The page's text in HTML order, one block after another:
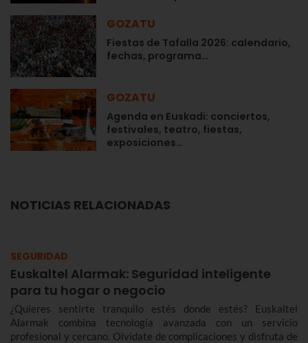
GOZATU
Fiestas de Tafalla 2026: calendario,
fechas, programa…
GOZATU
Agenda en Euskadi: conciertos,
festivales, teatro, fiestas,
exposiciones…
NOTICIAS RELACIONADAS
SEGURIDAD
Euskaltel Alarmak: Seguridad inteligente
para tu hogar o negocio
¿Quieres sentirte tranquilo estés donde estés? Euskaltel
Alarmak combina tecnología avanzada con un servicio
profesional y cercano. Olvídate de complicaciones y disfruta de